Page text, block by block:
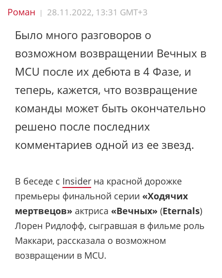
Роман | 28.11.2022, 13:31 GMT+3
Было много разговоров о
возможном возвращении Вечных в
MCU после их дебюта в 4 Фазе, и
теперь, кажется, что возвращение
команды может быть окончательно
решено после последних
комментариев одной из ее звезд.
В беседе с Insider на красной дорожке
премьеры финальной серии «Ходячих
мертвецов» актриса «Вечных» (Eternals)
Лорен Ридлофф, сыгравшая в фильме роль
Маккари, рассказала о возможном
возвращении в MCU.